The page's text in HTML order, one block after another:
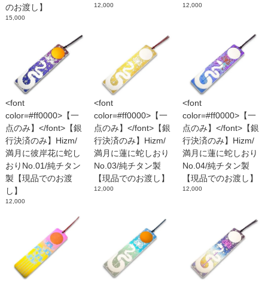
のお渡し】
15,000
12,000 12,000
<font
color=#ff0000>【一
点のみ】</font>【銀
行決済のみ】Hizm/
満月に彼岸花に蛇し
おりNo.01/純チタン
製【現品でのお渡
し】
12,000
<font
color=#ff0000>【一
点のみ】</font>【銀
行決済のみ】Hizm/
満月に蓮に蛇しおり
No.03/純チタン製
【現品でのお渡し】
12,000
<font
color=#ff0000>【一
点のみ】</font>【銀
行決済のみ】Hizm/
満月に蓮に蛇しおり
No.04/純チタン製
【現品でのお渡し】
12,000